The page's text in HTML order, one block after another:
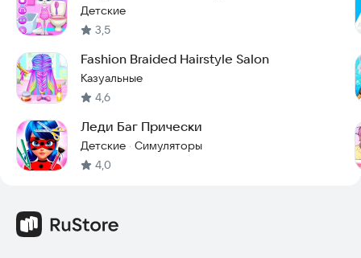
Детские
3,5
Fashion Braided Hairstyle Salon
Казуальные
4,6
Леди Баг Прически
Детские · Симуляторы
4,0